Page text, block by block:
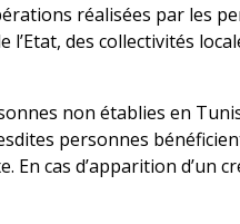
réalisées par les
des collectivités
non établies en
personnes
cas d’apparition d’un